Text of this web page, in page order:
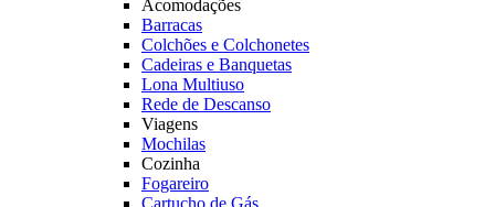
Acomodações
Barracas
Colchões e Colchonetes
Cadeiras e Banquetas
Lona Multiuso
Rede de Descanso
Viagens
Mochilas
Cozinha
Fogareiro
Cartucho de Gás